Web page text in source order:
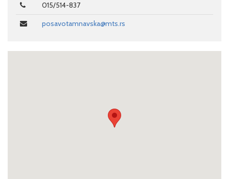
015/514-837
posavotamnavska@mts.rs